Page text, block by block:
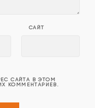
САЙТ
САЙТА В ЭТОМ
КОММЕНТАРИЕВ.